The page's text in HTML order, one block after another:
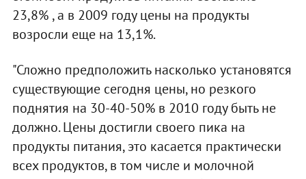
23,8% , а в 2009 году цены на продукты
возросли еще на 13,1%.
"Сложно предположить насколько установятся
существующие сегодня цены, но резкого
поднятия на 30-40-50% в 2010 году быть не
должно. Цены достигли своего пика на
продукты питания, это касается практически
всех продуктов, в том числе и молочной